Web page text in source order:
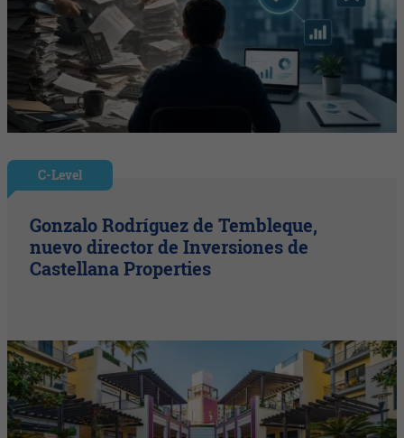
C-Level
Gonzalo Rodríguez de Tembleque,
nuevo director de Inversiones de
Castellana Properties